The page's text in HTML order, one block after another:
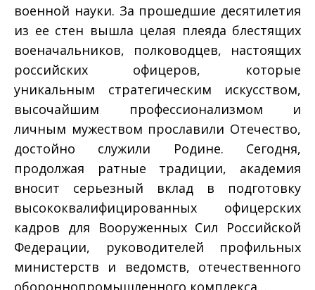
военной науки. За прошедшие десятилетия
из ее стен вышла целая плеяда блестящих
военачальников, полководцев, настоящих
российских офицеров, которые
уникальным стратегическим искусством,
высочайшим профессионализмом и
личным мужеством прославили Отечество,
достойно служили Родине. Сегодня,
продолжая ратные традиции, академия
вносит серьезный вклад в подготовку
высококвалифицированных офицерских
кадров для Вооруженных Сил Российской
Федерации, руководителей профильных
министерств и ведомств, отечественного